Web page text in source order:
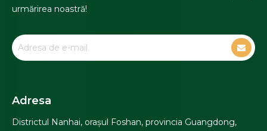
urmărirea noastră!
Adresa
Districtul Nanhai, orașul Foshan, provincia Guangdong,